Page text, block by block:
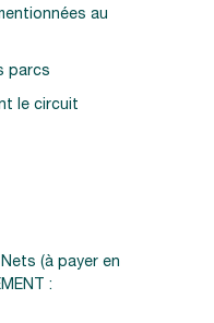
au
parcs
le circuit
(à payer en
: